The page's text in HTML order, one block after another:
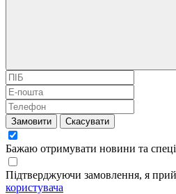
Замовити Скасувати
Бажаю отримувати новини та
Підтверджуючи замовлення, я
користувача